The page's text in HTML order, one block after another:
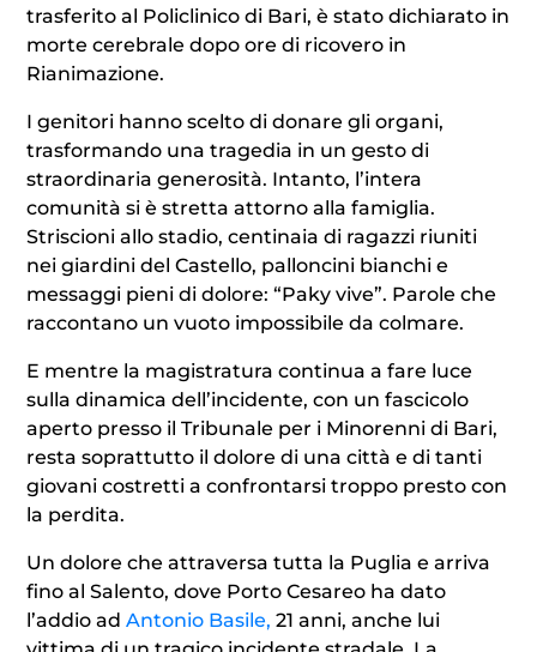
trasferito al Policlinico di Bari, è stato dichiarato in
morte cerebrale dopo ore di ricovero in
Rianimazione.
I genitori hanno scelto di donare gli organi,
trasformando una tragedia in un gesto di
straordinaria generosità. Intanto, l’intera
comunità si è stretta attorno alla famiglia.
Striscioni allo stadio, centinaia di ragazzi riuniti
nei giardini del Castello, palloncini bianchi e
messaggi pieni di dolore: “Paky vive”. Parole che
raccontano un vuoto impossibile da colmare.
E mentre la magistratura continua a fare luce
sulla dinamica dell’incidente, con un fascicolo
aperto presso il Tribunale per i Minorenni di Bari,
resta soprattutto il dolore di una città e di tanti
giovani costretti a confrontarsi troppo presto con
la perdita.
Un dolore che attraversa tutta la Puglia e arriva
fino al Salento, dove Porto Cesareo ha dato
l’addio adAntonio Basile, 21 anni, anche lui